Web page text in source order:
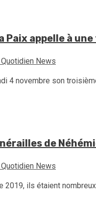
Paix appelle à
News
4 novembre son
de
News
2019, ils étaient